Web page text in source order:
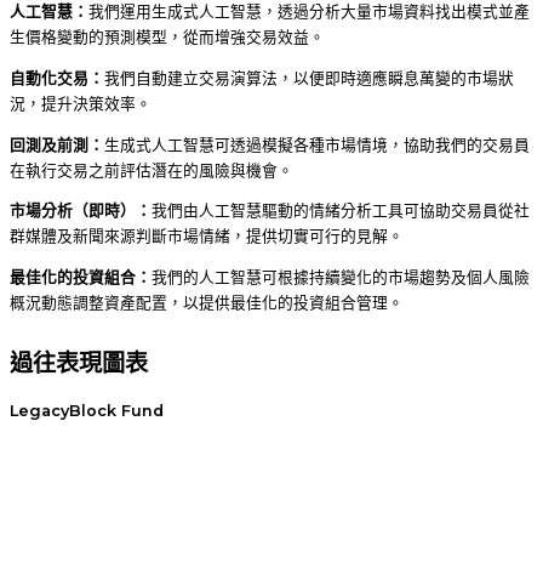
人工智慧： 我們運用生成式人工智慧，透過分析大量市場資料找出模式並產
生價格變動的預測模型，從而增強交易效益。
自動化交易： 我們自動建立交易演算法，以便即時適應瞬息萬變的市場狀
況，提升決策效率。
回測及前測： 生成式人工智慧可透過模擬各種市場情境，協助我們的交易員
在執行交易之前評估潛在的風險與機會。
市場分析（即時）： 我們由人工智慧驅動的情緒分析工具可協助交易員從社
群媒體及新聞來源判斷市場情緒，提供切實可行的見解。
最佳化的投資組合： 我們的人工智慧可根據持續變化的市場趨勢及個人風險
概況動態調整資產配置，以提供最佳化的投資組合管理。
過往表現圖表
LegacyBlock Fund